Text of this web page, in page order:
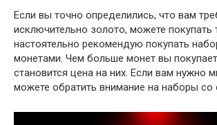
Если вы точно определились, что вам
исключительно золото, можете покупать
настоятельно рекомендую покупать
монетами. Чем больше монет вы
становится цена на них. Если вам нужно
можете обратить внимание на наборы со